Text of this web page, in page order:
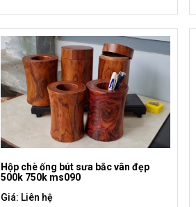
Hộp chè ống bút sưa bắc vân đẹp
500k 750k ms090
Giá: Liên hệ